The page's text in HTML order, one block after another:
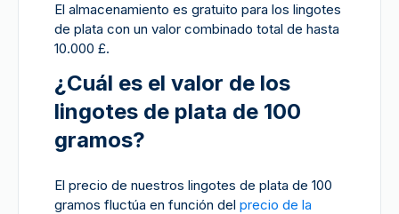
El almacenamiento es gratuito para los lingotes
de plata con un valor combinado total de hasta
10.000 £.
¿Cuál es el valor de los
lingotes de plata de 100
gramos?
El precio de nuestros lingotes de plata de 100
gramos fluctúa en función del precio de la